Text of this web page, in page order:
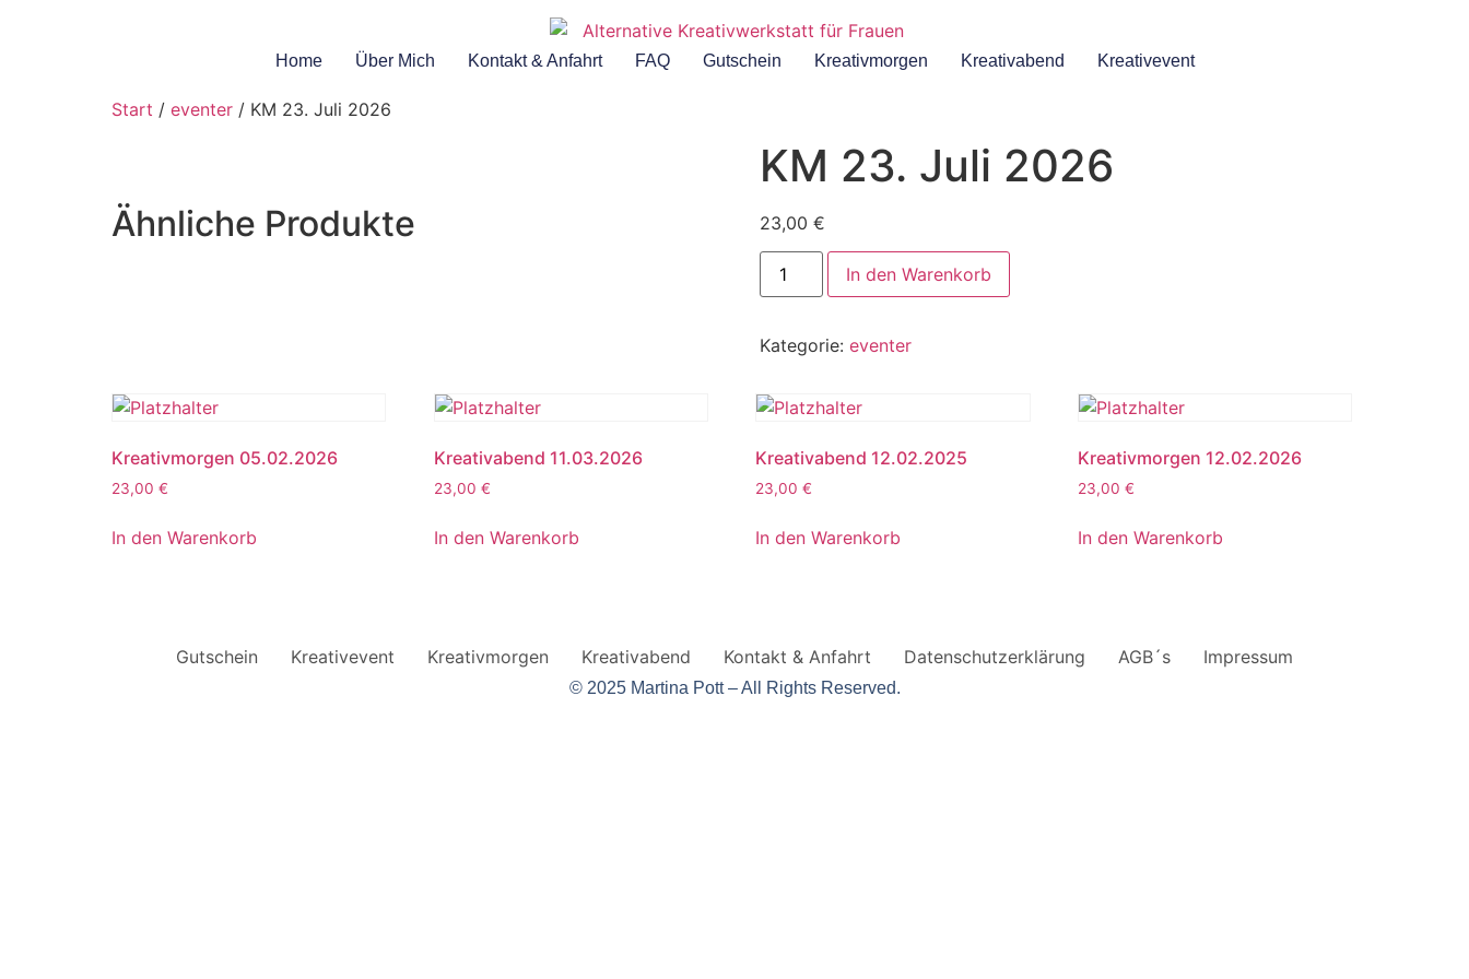
Home Über Mich Kontakt & Anfahrt FAQ Gutschein Kreativmorgen Kreativabend Kreativevent
Start / eventer / KM 23. Juli 2026
KM 23. Juli 2026
23,00 €
In den Warenkorb
Kategorie: eventer
Ähnliche Produkte
Kreativmorgen 05.02.2026
23,00 €
In den Warenkorb
Kreativabend 11.03.2026
23,00 €
In den Warenkorb
Kreativabend 12.02.2025
23,00€
In den Warenkorb
Kreativmorgen 12.02.2026
23,00€
In den Warenkorb
Gutschein Kreativevent Kreativmorgen Kreativabend Kontakt & Anfahrt Datenschutzerklärung AGB´s Impressum
© 2025 Martina Pott – All Rights Reserved.